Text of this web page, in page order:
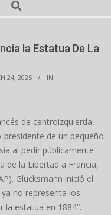
Search
la Estatua De La
24, 2025
IN:
de centroizquierda,
de un pequeño
al pedir públicamente
de la Libertad a Francia,
Glucksmann inició el
no representa los
la estatua en 1884”.